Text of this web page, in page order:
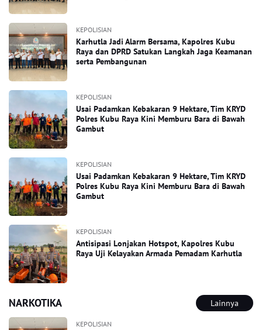
KEPOLISIAN
Karhutla Jadi Alarm Bersama, Kapolres Kubu
Raya dan DPRD Satukan Langkah Jaga Keamanan
serta Pembangunan
KEPOLISIAN
Usai Padamkan Kebakaran 9 Hektare, Tim KRYD
Polres Kubu Raya Kini Memburu Bara di Bawah
Gambut
KEPOLISIAN
Usai Padamkan Kebakaran 9 Hektare, Tim KRYD
Polres Kubu Raya Kini Memburu Bara di Bawah
Gambut
KEPOLISIAN
Antisipasi Lonjakan Hotspot, Kapolres Kubu
Raya Uji Kelayakan Armada Pemadam Karhutla
NARKOTIKA Lainnya
KEPOLISIAN